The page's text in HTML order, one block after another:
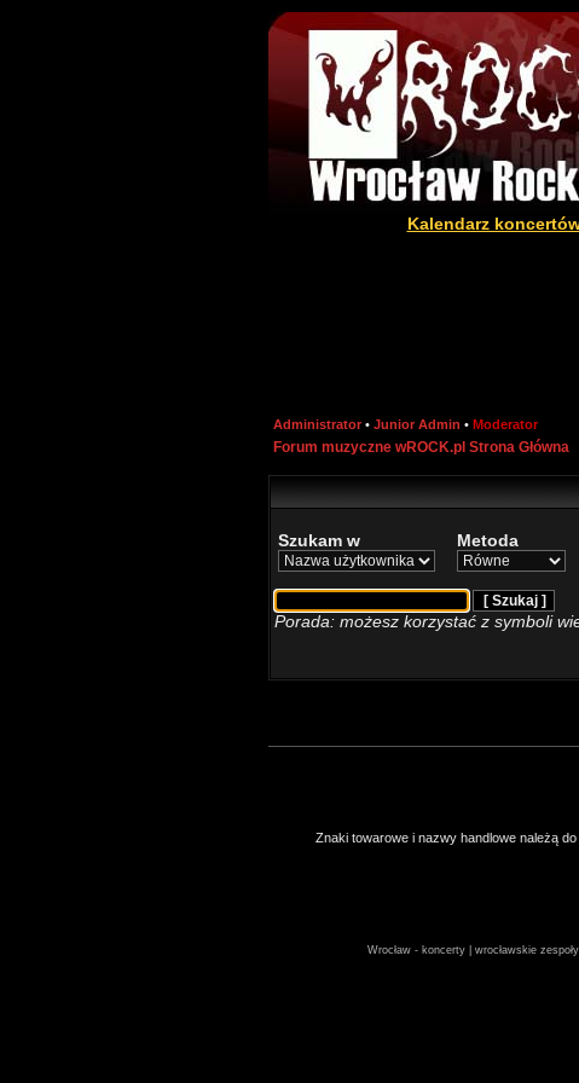
Kalendarz
Administrator • Junior Admin • Moderator
Forum muzyczne wROCK.pl Strona Główna
Szukam w Metoda
Porada: możesz korzystać z symboli
Znaki towarowe i nazwy handlowe należą
Wrocław - koncerty | wrocławskie